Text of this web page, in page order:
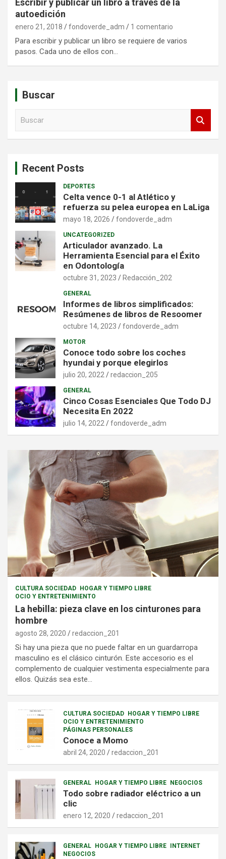
Escribir y publicar un libro a través de la
autoedición
enero 21, 2018 fondoverde_adm 1 comentario
Para escribir y publicar un libro se requiere de varios
pasos. Cada uno de ellos con…
Buscar
Recent Posts
DEPORTES
Celta vence 0-1 al Atlético y
refuerza su pelea europea en LaLiga
mayo 18, 2026 fondoverde_adm
UNCATEGORIZED
Articulador avanzado. La
Herramienta Esencial para el Éxito
en Odontología
octubre 31, 2023 Redacción_202
GENERAL
Informes de libros simplificados:
Resúmenes de libros de Resoomer
octubre 14, 2023 fondoverde_adm
MOTOR
Conoce todo sobre los coches
hyundai y porque elegirlos
julio 20, 2022 redaccion_205
GENERAL
Cinco Cosas Esenciales Que Todo DJ
Necesita En 2022
julio 14, 2022 fondoverde_adm
CULTURA SOCIEDAD
HOGAR Y TIEMPO LIBRE
OCIO Y ENTRETENIMIENTO
La hebilla: pieza clave en los cinturones para
hombre
agosto 28, 2020 redaccion_201
Si hay una pieza que no puede faltar en un guardarropa
masculino es el clásico cinturón. Este accesorio es el
complemento de cualquier vestimenta especialmente para
ellos. Quizás sea este…
CULTURA SOCIEDAD
HOGAR Y TIEMPO LIBRE
OCIO Y ENTRETENIMIENTO
PÁGINAS PERSONALES
Conoce a Momo
abril 24, 2020 redaccion_201
GENERAL HOGAR Y TIEMPO LIBRE NEGOCIOS
Todo sobre radiador eléctrico a un
clic
enero 12, 2020 redaccion_201
GENERAL HOGAR Y TIEMPO LIBRE
INTERNET
NEGOCIOS